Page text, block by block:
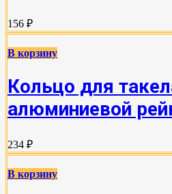
156 ₽
В корзину
Кольцо для
алюминиевой
234 ₽
В корзину